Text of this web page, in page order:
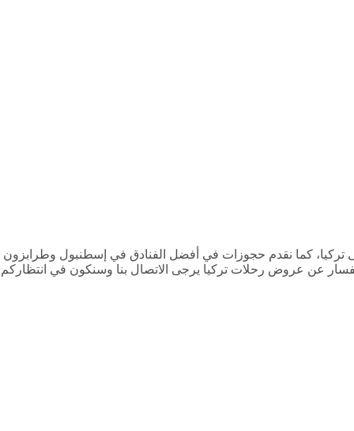
تركيا، كما نقدم حجوزات في أفضل الفنادق في إسطنبول وطرابزون
في الفنادق، وتبدأ الأسعار من 200 دولار للشخص، وللتواصل والاستفسار عن عروض رحلات تركيا يرجى الاتصال بنا وسنكون في انتظاركم